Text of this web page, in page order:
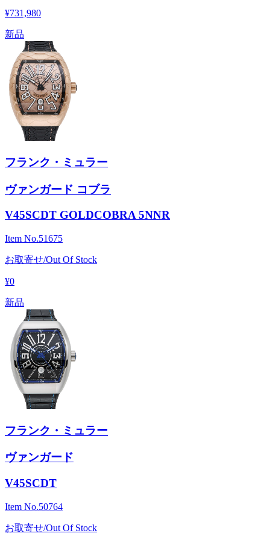
¥731,980
新品
フランク・ミュラー
ヴァンガード コブラ
V45SCDT GOLDCOBRA 5NNR
Item No.51675
お取寄せ/Out Of Stock
¥0
新品
フランク・ミュラー
ヴァンガード
V45SCDT
Item No.50764
お取寄せ/Out Of Stock